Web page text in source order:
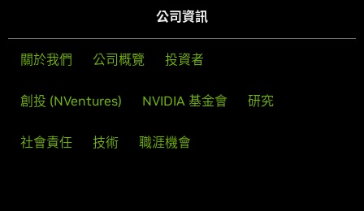
公司資訊
關於我們 公司概覽 投資者
創投 (NVentures) NVIDIA 基金會 研究
社會責任 技術 職涯機會